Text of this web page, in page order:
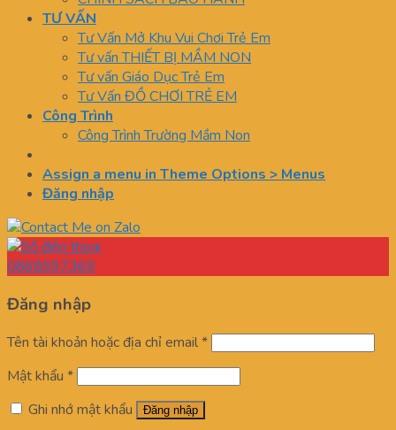
TƯ VẤN
Tư Vấn Mở Khu Vui Chơi Trẻ Em
Tư vấn THIẾT BỊ MẦM NON
Tư vấn Giáo Dục Trẻ Em
Tư Vấn ĐỒ CHƠI TRẺ EM
Công Trình
Công Trình Trường Mầm Non
Assign a menu in Theme Options > Menus
Đăng nhập
0868997369
Đăng nhập
Tên tài khoản hoặc địa chỉ email*
Mật khẩu *
Ghi nhớ mật khẩu
Đăng nhập